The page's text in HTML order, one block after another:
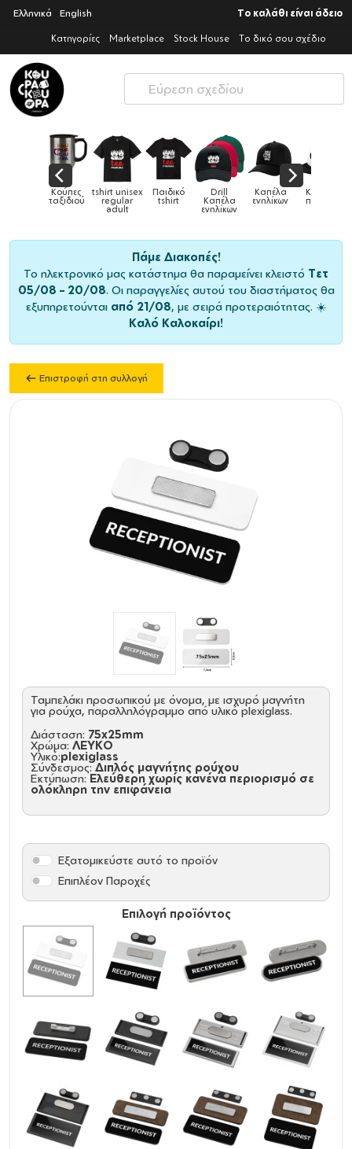
Ελληνικά English Το καλάθι είναι άδειο
Κατηγορίες Marketplace Stock House Το δικό σου σχέδιο
tshirt unisex
regular
Παιδικό
tshirt
Drill
Καπέλα
Καπέλα
ενηλίκων
Καπέλα
παιδικά Κούπες
Πάμε Διακοπές!
Το ηλεκτρονικό μας κατάστημα θα παραμείνει κλειστό Τετ
05/08 – 20/08. Οι παραγγελίες αυτού του διαστήματος θα
εξυπηρετούνται από 21/08, με σειρά προτεραιότητας. ☀️
Καλό Καλοκαίρι!
Επιστροφή στη συλλογή
Ταμπελάκι προσωπικού με όνομα, με ισχυρό μαγνήτη
για ρούχα, παραλληλόγραμμο από υλικό plexiglass.
Διάσταση: 75x25mm
Χρώμα: ΛΕΥΚΟ
Υλικό:plexiglass
Σύνδεσμος:Διπλός μαγνήτης ρούχου
Εκτύπωση:Ελεύθερη χωρίς κανένα περιορισμό σε
ολόκληρη την επιφάνεια
Επιλογή προϊόντος
Εξατομικεύστε αυτό το προϊόν
Επιπλέον Παροχές